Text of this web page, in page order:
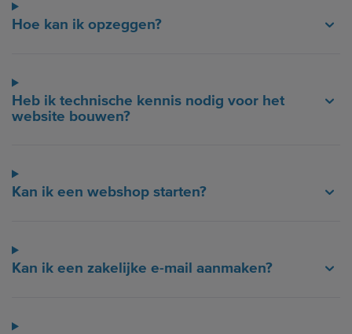
Hoe kan ik opzeggen?
Heb ik technische kennis nodig voor het
website bouwen?
Kan ik een webshop starten?
Kan ik een zakelijke e-mail aanmaken?